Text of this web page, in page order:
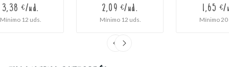
3,38 €/ud.
Mínimo 12 uds.
2,09 €/ud.
Mínimo 12 uds.
1,65 €/
Mínimo 20